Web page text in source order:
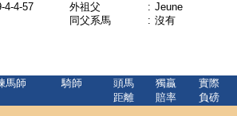
4-4-57
外祖父
: Jeune
同父系馬
: 沒有
馬師 騎師
頭馬
距離
獨贏
賠率
實際
負磅